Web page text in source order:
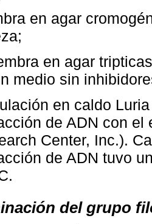
en agar
en agar
medio sin
en caldo
de ADN con el
Center, Inc.).
de ADN tuvo
del grupo